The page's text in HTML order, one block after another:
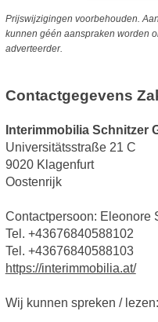
Prijswijzigingen voorbehouden.
kunnen géén aanspraken worden
adverteerder.
Contactgegevens
Interimmobilia Schnitzer
Universitätsstraße 21 C
9020 Klagenfurt
Oostenrijk
Contactpersoon: Eleonore
Tel. +43676840588102
Tel. +43676840588103
https://interimmobilia.at/
Wij kunnen spreken / lezen: